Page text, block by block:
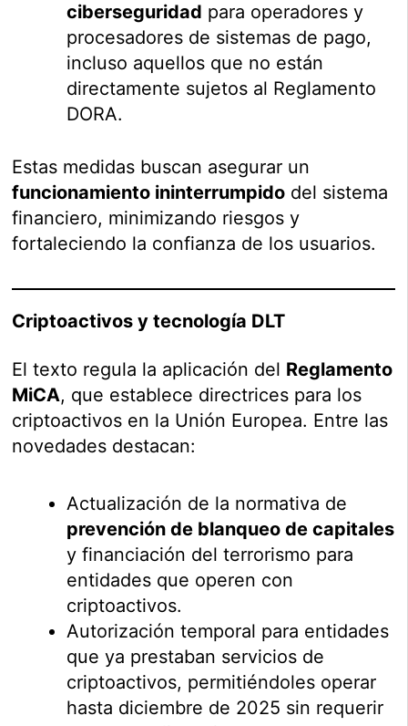
ciberseguridad para operadores y
procesadores de sistemas de pago,
incluso aquellos que no están
directamente sujetos al Reglamento
DORA.
Estas medidas buscan asegurar un
funcionamiento ininterrumpido del sistema
financiero, minimizando riesgos y
fortaleciendo la confianza de los usuarios.
Criptoactivos y tecnología DLT
El texto regula la aplicación del Reglamento
MiCA, que establece directrices para los
criptoactivos en la Unión Europea. Entre las
novedades destacan:
Actualización de la normativa de
prevención de blanqueo de capitales
y financiación del terrorismo para
entidades que operen con
criptoactivos.
Autorización temporal para entidades
que ya prestaban servicios de
criptoactivos, permitiéndoles operar
hasta diciembre de 2025 sin requerir